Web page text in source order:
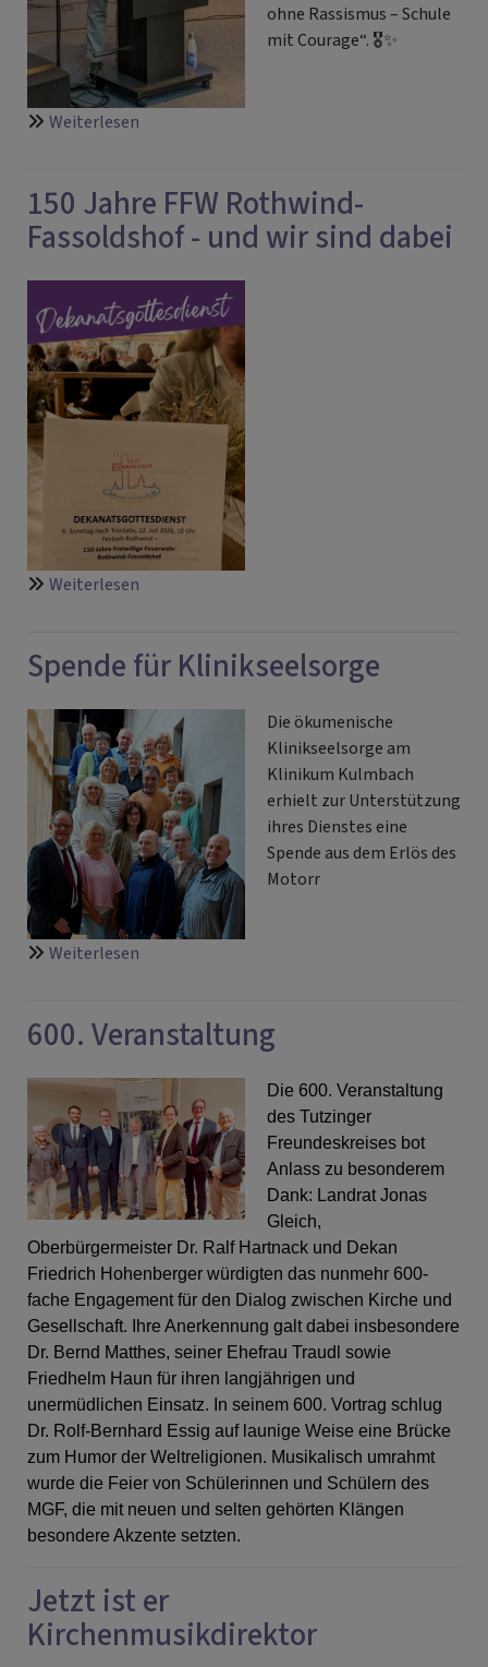
ohne Rassismus – Schule
mit Courage“. 🎖️✨
Weiterlesen
Zeichen
für
Vielfalt
und
Zusammenhalt
150 Jahre FFW Rothwind-
Fassoldshof - und wir sind dabei
Weiterlesen
FFW
Fassoldshof
-
und
wir
sind
dabei
Spende für Klinikseelsorge
Die ökumenische
Klinikseelsorge am
Klinikum Kulmbach
erhielt zur Unterstützung
ihres Dienstes eine
Spende aus dem Erlös des
Motorr
Weiterlesen
Klinikseelsorge
600. Veranstaltung
Die 600. Veranstaltung
des Tutzinger
Freundeskreises bot
Anlass zu besonderem
Dank: Landrat Jonas
Gleich,
Oberbürgermeister Dr. Ralf Hartnack und Dekan
Friedrich Hohenberger würdigten das nunmehr 600-
fache Engagement für den Dialog zwischen Kirche und
Gesellschaft. Ihre Anerkennung galt dabei insbesondere
Dr. Bernd Matthes, seiner Ehefrau Traudl sowie
Friedhelm Haun für ihren langjährigen und
unermüdlichen Einsatz. In seinem 600. Vortrag schlug
Dr. Rolf-Bernhard Essig auf launige Weise eine Brücke
zum Humor der Weltreligionen. Musikalisch umrahmt
wurde die Feier von Schülerinnen und Schülern des
MGF, die mit neuen und selten gehörten Klängen
besondere Akzente setzten.
Jetzt ist er
Kirchenmusikdirektor